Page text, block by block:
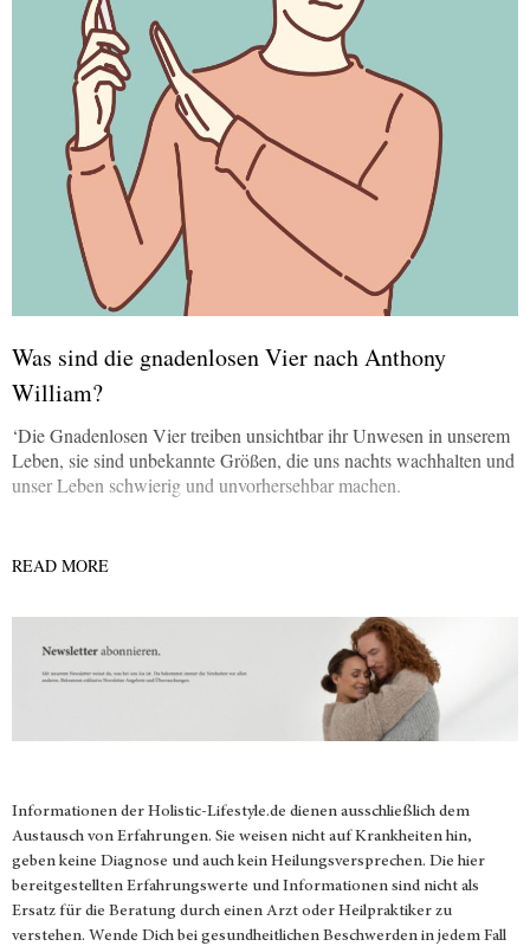
Was sind die gnadenlosen Vier nach Anthony
William?
‘Die Gnadenlosen Vier treiben unsichtbar ihr Unwesen in unserem
Leben, sie sind unbekannte Größen, die uns nachts wachhalten und
unser Leben schwierig und unvorhersehbar machen.
READ MORE
Informationen der Holistic-Lifestyle.de dienen ausschließlich dem
Austausch von Erfahrungen. Sie weisen nicht auf Krankheiten hin,
geben keine Diagnose und auch kein Heilungsversprechen. Die hier
bereitgestellten Erfahrungswerte und Informationen sind nicht als
Ersatz für die Beratung durch einen Arzt oder Heilpraktiker zu
verstehen. Wende Dich bei gesundheitlichen Beschwerden in jedem Fall